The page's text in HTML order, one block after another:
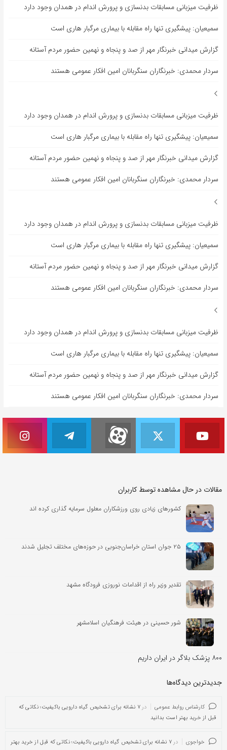
ظرفیت میزبانی مسابقات بدنسازی و پرورش اندام در همدان وجود دارد
سمیعیان: پیشگیری تنها راه مقابله با بیماری مرگبار هاری است
گزارش میدانی خبرنگار مهر از صد و پنجاه و نهمین حضور مردم آستانه
سردار محمدی: خبرنگاران سنگربانان امین افکار عمومی هستند
ظرفیت میزبانی مسابقات بدنسازی و پرورش اندام در همدان وجود دارد
سمیعیان: پیشگیری تنها راه مقابله با بیماری مرگبار هاری است
گزارش میدانی خبرنگار مهر از صد و پنجاه و نهمین حضور مردم آستانه
سردار محمدی: خبرنگاران سنگربانان امین افکار عمومی هستند
ظرفیت میزبانی مسابقات بدنسازی و پرورش اندام در همدان وجود دارد
سمیعیان: پیشگیری تنها راه مقابله با بیماری مرگبار هاری است
گزارش میدانی خبرنگار مهر از صد و پنجاه و نهمین حضور مردم آستانه
سردار محمدی: خبرنگاران سنگربانان امین افکار عمومی هستند
ظرفیت میزبانی مسابقات بدنسازی و پرورش اندام در همدان وجود دارد
سمیعیان: پیشگیری تنها راه مقابله با بیماری مرگبار هاری است
گزارش میدانی خبرنگار مهر از صد و پنجاه و نهمین حضور مردم آستانه
سردار محمدی: خبرنگاران سنگربانان امین افکار عمومی هستند
مقالات در حال مشاهده توسط کاربران
کشورهای زیادی روی ورزشکاران معلول سرمایه گذاری کرده اند
۲۵ جوان استان خراسان‌جنوبی در حوزه‌های مختلف تجلیل شدند
تقدیر وزیر راه از اقدامات نوروزی فرودگاه مشهد
شور حسینی در هیئت فرهنگیان اسلامشهر
۸۰۰ پزشک‌ بلاگر در ایران داریم
جدیدترین دیدگاه‌‌ها
کارشناس روابط عمومی در
۷ نشانه برای تشخیص گیاه دارویی باکیفیت؛ نکاتی که
قبل از خرید بهتر است بدانید
خواجوی در
۷ نشانه برای تشخیص گیاه دارویی باکیفیت؛ نکاتی که قبل از خرید بهتر